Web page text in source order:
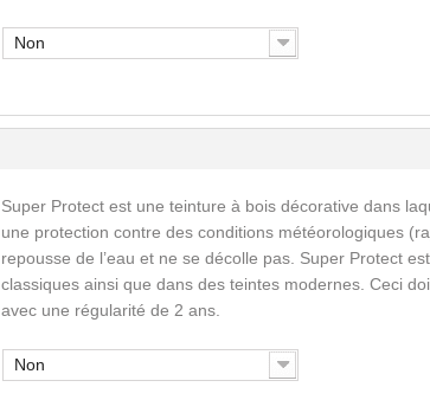
Non
Super Protect est une teinture à bois décorative dans
une protection contre des conditions météorologiques
repousse de l’eau et ne se décolle pas. Super Protect
classiques ainsi que dans des teintes modernes. Ceci
avec une régularité de 2 ans.
Non